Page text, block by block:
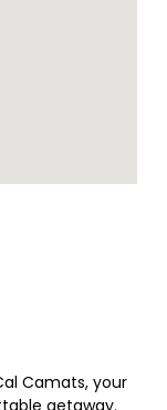
Camats, your
getaway.